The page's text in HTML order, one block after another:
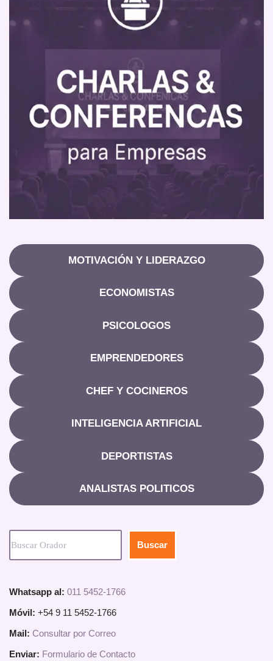
MOTIVACIÓN Y LIDERAZGO
ECONOMISTAS
PSICOLOGOS
EMPRENDEDORES
CHEF Y COCINEROS
INTELIGENCIA ARTIFICIAL
DEPORTISTAS
ANALISTAS POLITICOS
Buscar
Whatsapp al: 011 5452-1766
Móvil: +54 9 11 5452-1766
Mail: Consultar por Correo
Enviar: Formulario de Contacto